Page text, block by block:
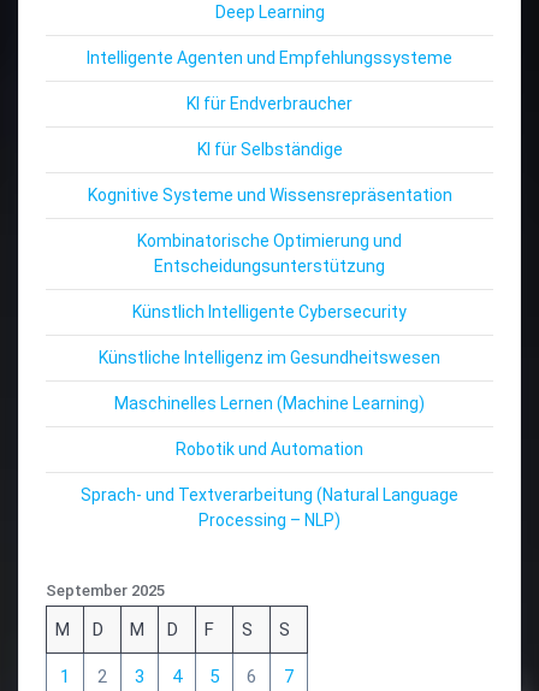
Deep Learning
Intelligente Agenten und Empfehlungssysteme
KI für Endverbraucher
KI für Selbständige
Kognitive Systeme und Wissensrepräsentation
Kombinatorische Optimierung und
Entscheidungsunterstützung
Künstlich Intelligente Cybersecurity
Künstliche Intelligenz im Gesundheitswesen
Maschinelles Lernen (Machine Learning)
Robotik und Automation
Sprach- und Textverarbeitung (Natural Language
Processing – NLP)
September 2025
M D M D F S S
1 2 3 4 5 6 7